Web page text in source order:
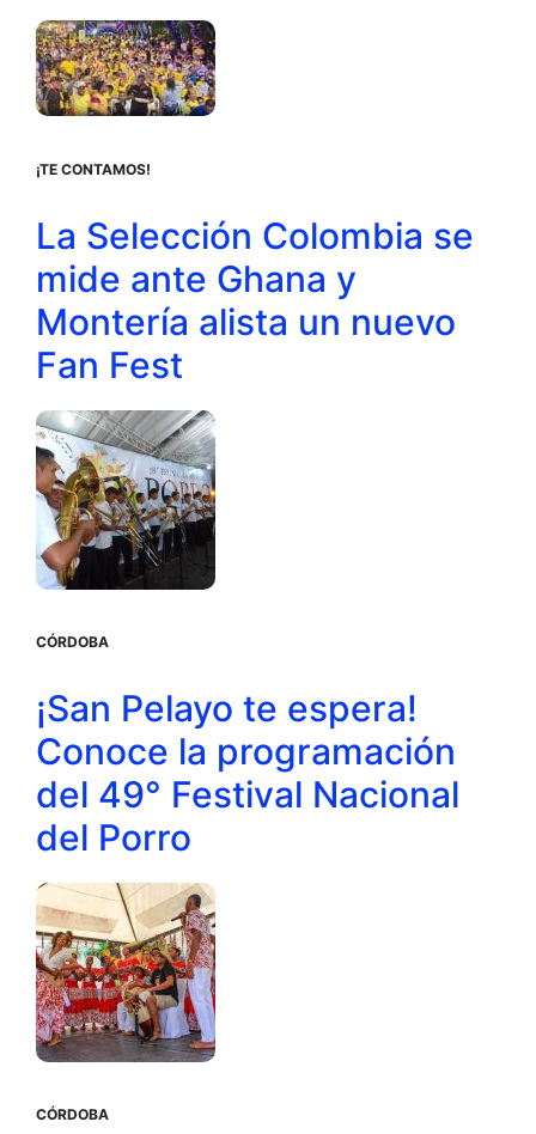
¡TE CONTAMOS!
La Selección Colombia se
mide ante Ghana y
Montería alista un nuevo
Fan Fest
CÓRDOBA
¡San Pelayo te espera!
Conoce la programación
del 49° Festival Nacional
del Porro
CÓRDOBA